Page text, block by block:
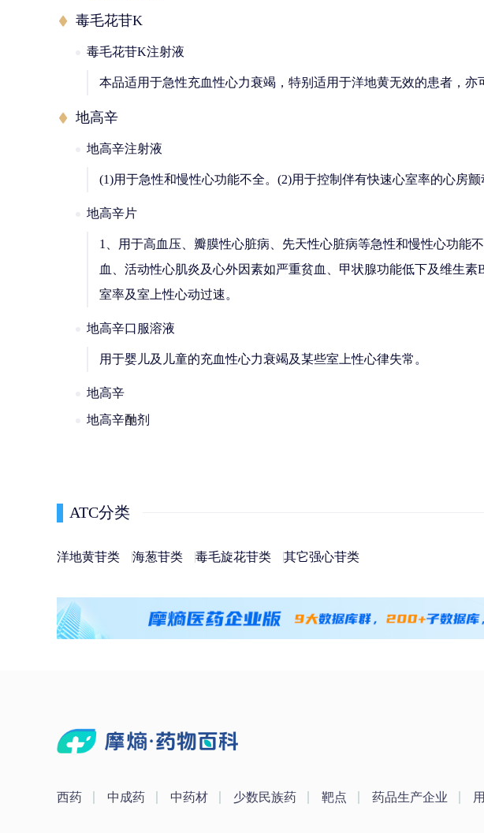
毒毛花苷K
毒毛花苷K注射液
本品适用于急性充血性心力衰竭，特别适用于洋地黄无效的患者，
地高辛
地高辛注射液
(1)用于急性和慢性心功能不全。(2)用于控制伴有快速心室率的心房
地高辛片
1、用于高血压、瓣膜性心脏病、先天性心脏病等急性和慢性心功能
血、活动性心肌炎及心外因素如严重贫血、甲状腺功能低下及维生
室率及室上性心动过速。
地高辛口服溶液
用于婴儿及儿童的充血性心力衰竭及某些室上性心律失常。
地高辛
地高辛酏剂
ATC分类
洋地黄苷类 海葱苷类 毒毛旋花苷类 其它强心苷类
西药 中成药 中药材 少数民族药 靶点 药品生产企业